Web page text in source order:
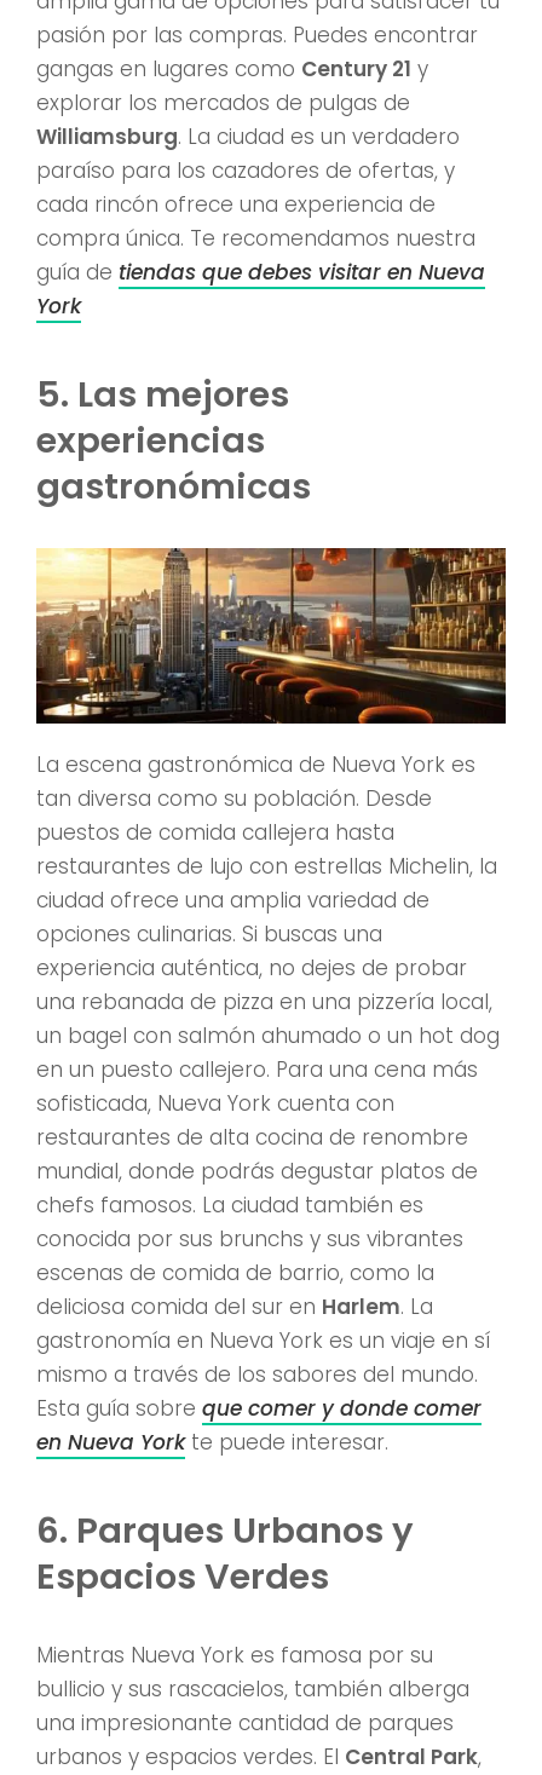
pasión por las compras. Puedes encontrar
gangas en lugares como Century 21 y
explorar los mercados de pulgas de
Williamsburg. La ciudad es un verdadero
paraíso para los cazadores de ofertas, y
cada rincón ofrece una experiencia de
compra única. Te recomendamos nuestra
guía de tiendas que debes visitar en Nueva
York
5. Las mejores
experiencias
gastronómicas
La escena gastronómica de Nueva York es
tan diversa como su población. Desde
puestos de comida callejera hasta
restaurantes de lujo con estrellas Michelin, la
ciudad ofrece una amplia variedad de
opciones culinarias. Si buscas una
experiencia auténtica, no dejes de probar
una rebanada de pizza en una pizzería local,
un bagel con salmón ahumado o un hot dog
en un puesto callejero. Para una cena más
sofisticada, Nueva York cuenta con
restaurantes de alta cocina de renombre
mundial, donde podrás degustar platos de
chefs famosos. La ciudad también es
conocida por sus brunchs y sus vibrantes
escenas de comida de barrio, como la
deliciosa comida del sur en Harlem. La
gastronomía en Nueva York es un viaje en sí
mismo a través de los sabores del mundo.
Esta guía sobre que comer y donde comer
en Nueva Yorkte puede interesar.
6. Parques Urbanos y
Espacios Verdes
Mientras Nueva York es famosa por su
bullicio y sus rascacielos, también alberga
una impresionante cantidad de parques
urbanos y espacios verdes. El Central Park,